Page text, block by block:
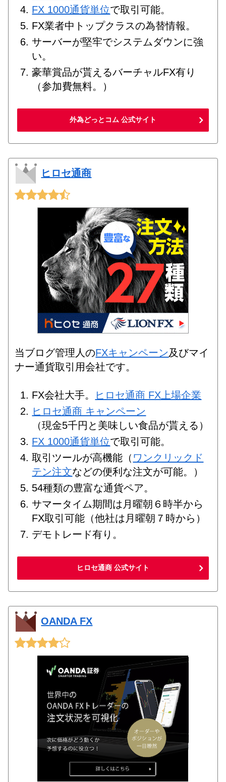
FX 1000通貨単位で取引可能。
FX業者中トップクラスの為替情報。
サーバーが堅牢でシステムダウンに強
い。
豪華賞品が貰えるバーチャルFX有り
（参加費無料。）
外為どっとコム 公式サイト
ヒロセ通商
当ブログ管理人のFXキャンペーン及びマイ
ナー通貨取引用会社です。
FX会社大手。
ヒロセ通商 FX上場企業
ヒロセ通商 キャンペーン
（現金5千円と美味しい食品が貰える）
FX 1000通貨単位で取引可能。
取引ツールが高機能（ ワンクリックド
テン注文などの便利な注文が可能。）
54種類の豊富な通貨ペア。
サマータイム期間は月曜朝６時半から
FX取引可能（他社は月曜朝７時から）
デモトレード有り。
ヒロセ通商 公式サイト
OANDA FX